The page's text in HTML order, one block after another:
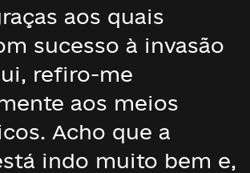
aos quais
sucesso à invasão
refiro-me
aos meios
Acho que a
indo muito bem e,